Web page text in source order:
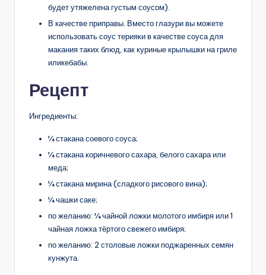
будет утяжелена густым соусом).
В качестве приправы. Вместо глазури вы можете
использовать соус терияки в качестве соуса для
макания таких блюд, как куриные крылышки на гриле
иликебабы.
Рецепт
Ингредиенты:
¼ стакана соевого соуса;
¼ стакана коричневого сахара, белого сахара или
меда;
¼ стакана мирина (сладкого рисового вина);
¼ чашки саке;
по желанию: ¼ чайной ложки молотого имбиря или 1
чайная ложка тёртого свежего имбиря;
по желанию: 2 столовые ложки поджаренных семян
кунжута.